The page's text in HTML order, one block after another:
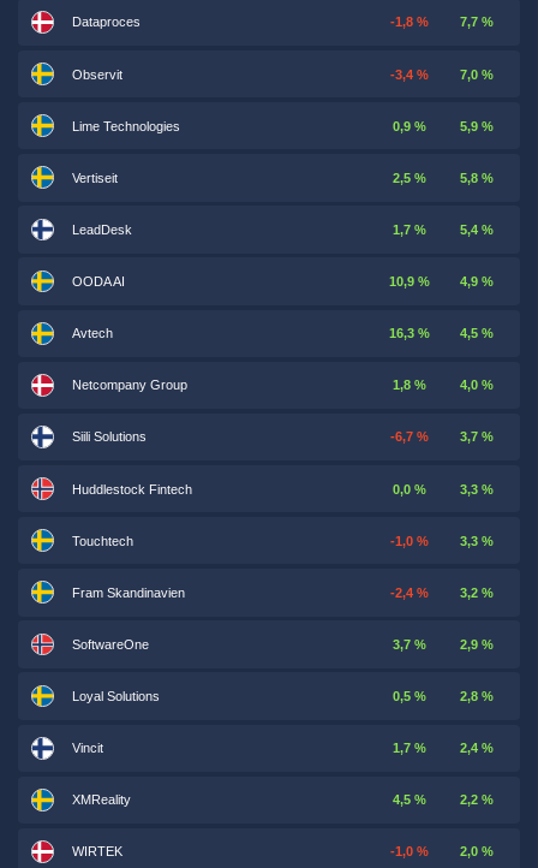
Dataproces -1,8 % 7,7 %
Observit -3,4 % 7,0 %
Lime Technologies 0,9 % 5,9 %
Vertiseit 2,5 % 5,8 %
LeadDesk 1,7 % 5,4 %
OODA AI 10,9 % 4,9 %
Avtech 16,3 % 4,5 %
Netcompany Group 1,8 % 4,0 %
Siili Solutions -6,7 % 3,7 %
Huddlestock Fintech 0,0 % 3,3 %
Touchtech -1,0 % 3,3 %
Fram Skandinavien -2,4 % 3,2 %
SoftwareOne 3,7 % 2,9 %
Loyal Solutions 0,5 % 2,8 %
Vincit 1,7 % 2,4 %
XMReality 4,5 % 2,2 %
WIRTEK -1,0 % 2,0 %